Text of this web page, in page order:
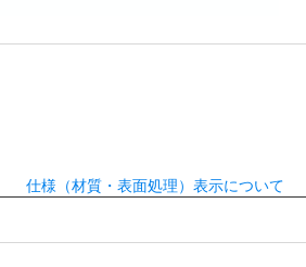
仕様（材質・表面処理）表示について